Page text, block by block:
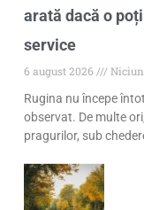
arată dacă o
service
6 august 2026
Rugina nu începe
observat. De multe
pragurilor, sub